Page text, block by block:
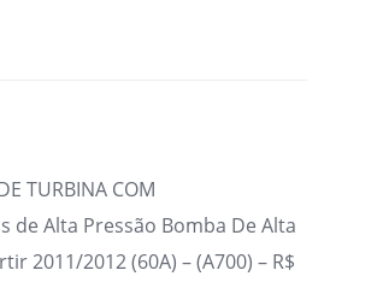
TURBINA COM
de Alta Pressão Bomba De Alta
2011/2012 (60A) – (A700) – R$